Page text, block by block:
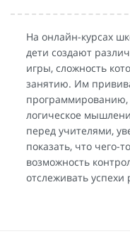
На онлайн-курсах
дети создают
игры, сложность
занятию. Им
программированию,
логическое
перед учителями,
показать, что чего-
возможность
отслеживать успехи